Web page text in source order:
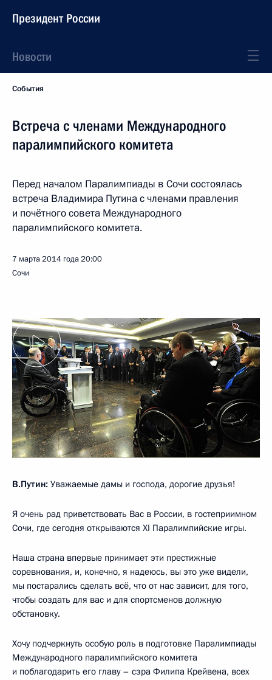
Президент России
Новости
События
Встреча с членами Международного
паралимпийского комитета
Перед началом Паралимпиады в Сочи состоялась
встреча Владимира Путина с членами правления
и почётного совета Международного
паралимпийского комитета.
7 марта 2014 года20:00
Сочи
В.Путин: Уважаемые дамы и господа, дорогие друзья!
Я очень рад приветствовать Вас в России, в гостеприимном
Сочи, где сегодня открываются XI Паралимпийские игры.
Наша страна впервые принимает эти престижные
соревнования, и, конечно, я надеюсь, вы это уже видели,
мы постарались сделать всё, что от нас зависит, для того,
чтобы создать для вас и для спортсменов должную
обстановку.
Хочу подчеркнуть особую роль в подготовке Паралимпиады
Международного паралимпийского комитета
и поблагодарить его главу – сэра Филипа Крейвена, всех